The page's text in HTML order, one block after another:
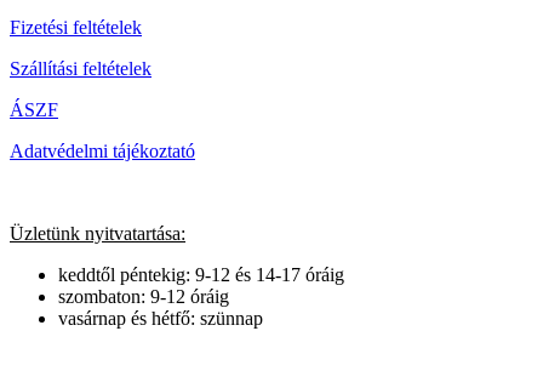
Fizetési feltételek
Szállítási feltételek
ÁSZF
Adatvédelmi tájékoztató
Üzletünk nyitvatartása:
keddtől péntekig: 9-12 és 14-17 óráig
szombaton: 9-12 óráig
vasárnap és hétfő: szünnap